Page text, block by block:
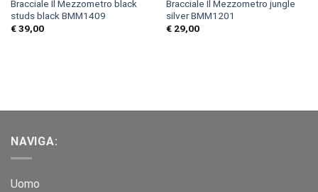
Bracciale Il Mezzometro black
studs black BMM1409
€39,00
Bracciale Il Mezzometro jungle
silver BMM1201
€29,00
NAVIGA:
Uomo